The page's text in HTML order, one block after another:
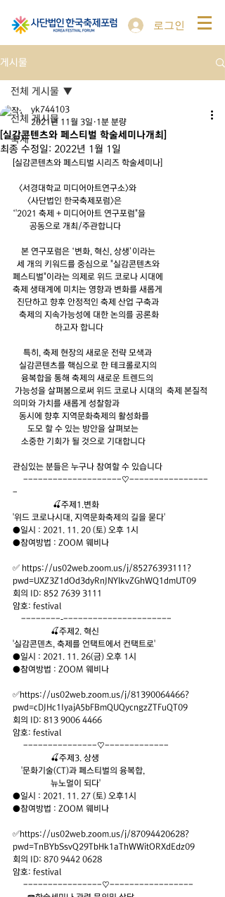
로그인
게시물
전체 게시물
축제
전체 게시물
[실감콘텐츠와 페스티벌 학술세미나개최]
yk744103
2021년 11월 3일 1분 분량
최종 수정일: 2022년 1월 1일
[실감콘텐츠와 페스티벌 시리즈 학술세미나]
   <서경대학교 미디어아트연구소>와
       <사단법인 한국축제포럼>은
‘'2021 축제 + 미디어아트 연구포럼"을
        공동으로 개최/주관합니다
    본 연구포럼은 ‘변화, 혁신, 상생’이라는
  세 개의 키워드를 중심으로 "실감콘텐츠와
페스티벌"이라는 의제로 위드 코로나 시대에
축제 생태계에 미치는 영향과 변화를 새롭게
  진단하고 향후 안정적인 축제 산업 구축과
   축제의 지속가능성에 대한 논의를 공론화
                    하고자 합니다
     특히, 축제 현장의 새로운 전략 모색과
   실감콘텐츠를 핵심으로 한 테크롤로지의
    융복합을 통해 축제의 새로운 트렌드의
의미와 가치를 새롭게 성찰함과
   동시에 향후 지역문화축제의 활성화를
       도모 할 수 있는 방안을 살펴보는
    소중한 기회가 될 것으로 기대합니다
관심있는 분들은 누구나 참여할 수 있습니다
-
                   🍒주제1.변화
'위드 코로나시대, 지역문화축제의 길을 묻다'
●일시 : 2021. 11. 20 (토) 오후 1시
●참여방법 : ZOOM 웨비나
✅ https://us02web.zoom.us/j/85276393111?
pwd=UXZ3Z1dOd3dyRnJNYlkvZGhWQ1dmUT09
회의 ID: 852 7639 3111
암호: festival
    --------‐----------------------
                  🍒주제2. 혁신
'실감콘덴츠, 축제를 언택트에서 컨택트로'
●일시 : 2021. 11. 26(금) 오후 1시
●참여방법 : ZOOM 웨비나
✅https://us02web.zoom.us/j/81390064466?
pwd=cDJHc1IyajA5bFBmQUQycngzZTFuQT09
회의 ID: 813 9006 4466
암호: festival
     ---------------♡-------------
                  🍒주제3. 상생
    '문화기술(CT)과 페스티벌의 융복합,
                  뉴노멀이 되다'
●일시 : 2021. 11. 27 (토) 오후1시
●참여방법 : ZOOM 웨비나
✅https://us02web.zoom.us/j/87094420628?
pwd=TnBYbSsvQ29TbHk1aThWWitORXdEdz09
회의 ID: 870 9442 0628
암호: festival
     ----------------♡-----------------